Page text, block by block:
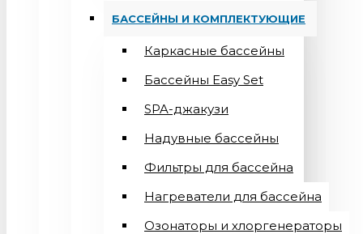
БАССЕЙНЫ И КОМПЛЕКТУЮЩИЕ
Каркасные бассейны
Бассейны Easy Set
SPA-джакузи
Надувные бассейны
Фильтры для бассейна
Нагреватели для бассейна
Озонаторы и хлоргенераторы